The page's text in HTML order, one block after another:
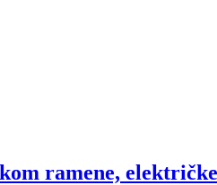
ramene, električke